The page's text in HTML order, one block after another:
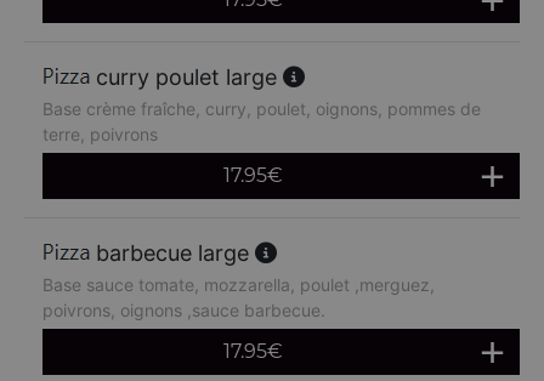
curry poulet large
Base crème fraîche, curry, poulet, oignons, pommes de
terre, poivrons
17.95€
barbecue large
Base sauce tomate, mozzarella, poulet ,merguez,
poivrons, oignons ,sauce barbecue.
17.95€